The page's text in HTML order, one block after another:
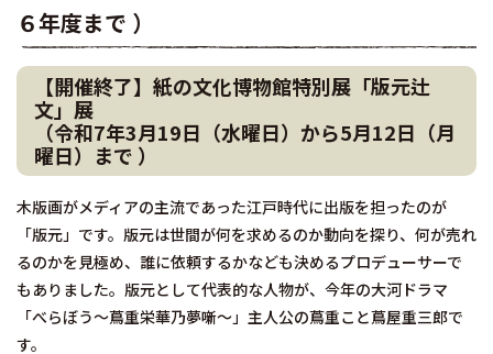
６年度まで ）
【開催終了】紙の文化博物館特別展「版元辻
文」展
（令和7年3月19日（水曜日）から5月12日（月
曜日）まで ）
木版画がメディアの主流であった江戸時代に出版を担ったのが
「版元」です。版元は世間が何を求めるのか動向を探り、何が売れ
るのかを見極め、誰に依頼するかなども決めるプロデューサーで
もありました。版元として代表的な人物が、今年の大河ドラマ
「べらぼう～蔦重栄華乃夢噺～」主人公の蔦重こと蔦屋重三郎で
す。